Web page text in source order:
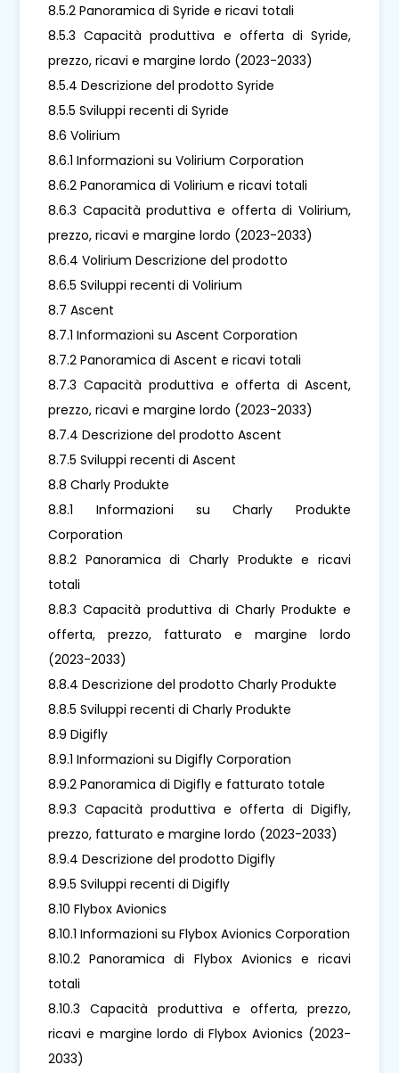
8.5.2 Panoramica di Syride e ricavi totali
8.5.3 Capacità produttiva e offerta di Syride,
prezzo, ricavi e margine lordo (2023-2033)
8.5.4 Descrizione del prodotto Syride
8.5.5 Sviluppi recenti di Syride
8.6 Volirium
8.6.1 Informazioni su Volirium Corporation
8.6.2 Panoramica di Volirium e ricavi totali
8.6.3 Capacità produttiva e offerta di Volirium,
prezzo, ricavi e margine lordo (2023-2033)
8.6.4 Volirium Descrizione del prodotto
8.6.5 Sviluppi recenti di Volirium
8.7 Ascent
8.7.1 Informazioni su Ascent Corporation
8.7.2 Panoramica di Ascent e ricavi totali
8.7.3 Capacità produttiva e offerta di Ascent,
prezzo, ricavi e margine lordo (2023-2033)
8.7.4 Descrizione del prodotto Ascent
8.7.5 Sviluppi recenti di Ascent
8.8 Charly Produkte
8.8.1 Informazioni su Charly Produkte
Corporation
8.8.2 Panoramica di Charly Produkte e ricavi
totali
8.8.3 Capacità produttiva di Charly Produkte e
offerta, prezzo, fatturato e margine lordo
(2023-2033)
8.8.4 Descrizione del prodotto Charly Produkte
8.8.5 Sviluppi recenti di Charly Produkte
8.9 Digifly
8.9.1 Informazioni su Digifly Corporation
8.9.2 Panoramica di Digifly e fatturato totale
8.9.3 Capacità produttiva e offerta di Digifly,
prezzo, fatturato e margine lordo (2023-2033)
8.9.4 Descrizione del prodotto Digifly
8.9.5 Sviluppi recenti di Digifly
8.10 Flybox Avionics
8.10.1 Informazioni su Flybox Avionics Corporation
8.10.2 Panoramica di Flybox Avionics e ricavi
totali
8.10.3 Capacità produttiva e offerta, prezzo,
ricavi e margine lordo di Flybox Avionics (2023-
2033)